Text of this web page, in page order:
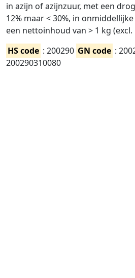
in azijn of azijnzuur, met een
12% maar < 30%, in
een nettoinhoud van > 1 kg
HS code : 200290 GN code :
200290310080